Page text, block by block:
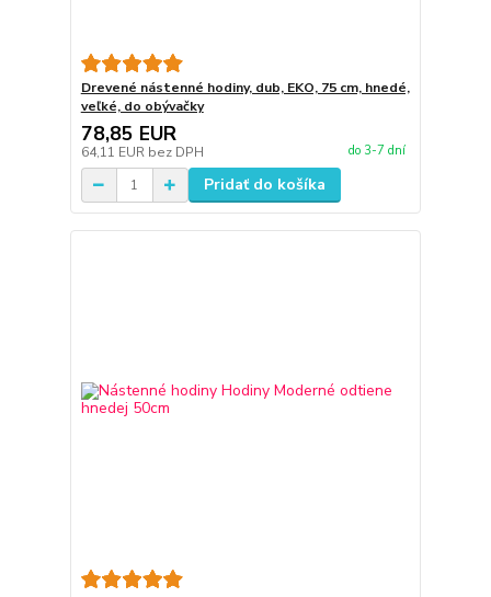
Drevené nástenné hodiny, dub, EKO, 75 cm, hnedé,
veľké, do obývačky
78,85 EUR
64,11 EUR bez DPH do 3-7 dní
Pridať do košíka